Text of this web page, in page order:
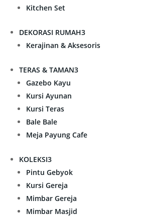
Kitchen Set
DEKORASI RUMAH3
Kerajinan & Aksesoris
TERAS & TAMAN3
Gazebo Kayu
Kursi Ayunan
Kursi Teras
Bale Bale
Meja Payung Cafe
KOLEKSI3
Pintu Gebyok
Kursi Gereja
Mimbar Gereja
Mimbar Masjid